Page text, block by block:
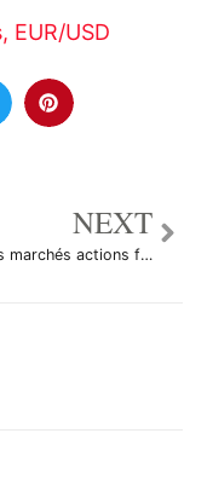
, EUR/USD
NEXT
Italie: Les marchés actions finissent en hausse; l’indice Investing.com Italie 40 gagne 0,95%